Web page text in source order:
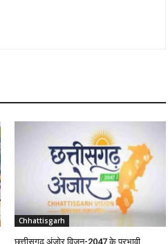
Chhattisgarh
छत्तीसगढ़ अंजोर विजन-2047 के प्रभावी